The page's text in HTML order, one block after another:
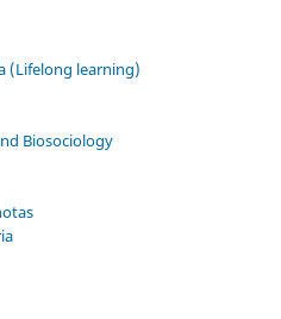
(Lifelong learning)
Biosociology